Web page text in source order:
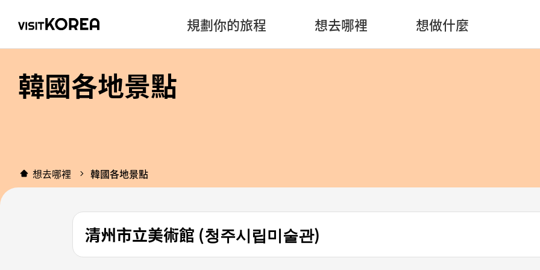
規劃你的旅程 想去哪裡 想做什麼
韓國各地景點
想去哪裡 韓國各地景點
清州市立美術館 (청주시립미술관)